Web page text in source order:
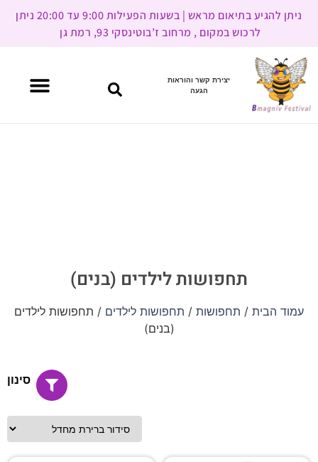
ניתן להגיע בתיאום מראש | בשעות הפעילות 9:00 עד 20:00 ניתן
לרכוש במקום , מרחוב ז’בוטינסקי 93, רמת גן
יצירת קשר והוראות
הגעה
תחפושות לילדים (בנים)
עמוד הבית / תחפושות / תחפושות לילדים / תחפושות לילדים
(בנים)
סינון